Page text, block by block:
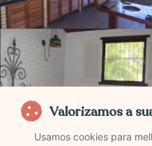
Valorizamos a
Usamos cookies para